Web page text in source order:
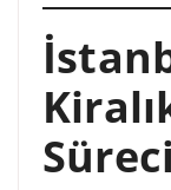
Süreci